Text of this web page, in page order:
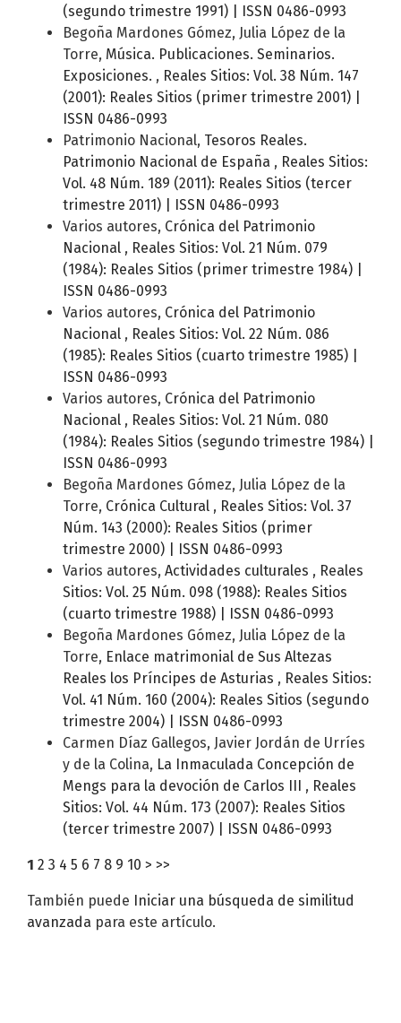
(segundo trimestre 1991) | ISSN 0486-0993
Begoña Mardones Gómez, Julia López de la
Torre, Música. Publicaciones. Seminarios.
Exposiciones. , Reales Sitios: Vol. 38 Núm. 147
(2001): Reales Sitios (primer trimestre 2001) |
ISSN 0486-0993
Patrimonio Nacional, Tesoros Reales.
Patrimonio Nacional de España , Reales Sitios:
Vol. 48 Núm. 189 (2011): Reales Sitios (tercer
trimestre 2011) | ISSN 0486-0993
Varios autores, Crónica del Patrimonio
Nacional , Reales Sitios: Vol. 21 Núm. 079
(1984): Reales Sitios (primer trimestre 1984) |
ISSN 0486-0993
Varios autores, Crónica del Patrimonio
Nacional , Reales Sitios: Vol. 22 Núm. 086
(1985): Reales Sitios (cuarto trimestre 1985) |
ISSN 0486-0993
Varios autores, Crónica del Patrimonio
Nacional , Reales Sitios: Vol. 21 Núm. 080
(1984): Reales Sitios (segundo trimestre 1984) |
ISSN 0486-0993
Begoña Mardones Gómez, Julia López de la
Torre, Crónica Cultural , Reales Sitios: Vol. 37
Núm. 143 (2000): Reales Sitios (primer
trimestre 2000) | ISSN 0486-0993
Varios autores, Actividades culturales , Reales
Sitios: Vol. 25 Núm. 098 (1988): Reales Sitios
(cuarto trimestre 1988) | ISSN 0486-0993
Begoña Mardones Gómez, Julia López de la
Torre, Enlace matrimonial de Sus Altezas
Reales los Príncipes de Asturias , Reales Sitios:
Vol. 41 Núm. 160 (2004): Reales Sitios (segundo
trimestre 2004) | ISSN 0486-0993
Carmen Díaz Gallegos, Javier Jordán de Urríes
y de la Colina, La Inmaculada Concepción de
Mengs para la devoción de Carlos III , Reales
Sitios: Vol. 44 Núm. 173 (2007): Reales Sitios
(tercer trimestre 2007) | ISSN 0486-0993
1 2 3 4 5 6 7 8 9 10 > >>
También puede
Iniciar una búsqueda de similitud
avanzada para este artículo.